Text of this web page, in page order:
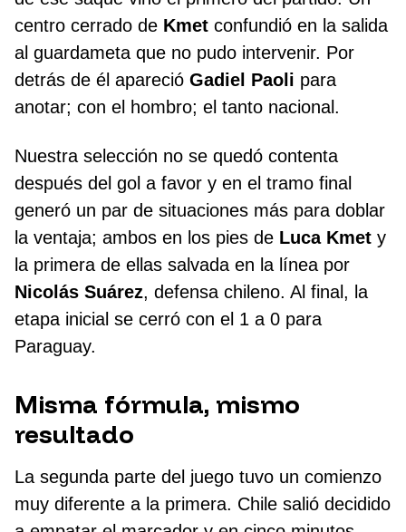
centro cerrado de Kmet confundió en la salida
al guardameta que no pudo intervenir. Por
detrás de él apareció Gadiel Paoli para
anotar; con el hombro; el tanto nacional.
Nuestra selección no se quedó contenta
después del gol a favor y en el tramo final
generó un par de situaciones más para doblar
la ventaja; ambos en los pies de Luca Kmet y
la primera de ellas salvada en la línea por
Nicolás Suárez, defensa chileno. Al final, la
etapa inicial se cerró con el 1 a 0 para
Paraguay.
Misma fórmula, mismo
resultado
La segunda parte del juego tuvo un comienzo
muy diferente a la primera. Chile salió decidido